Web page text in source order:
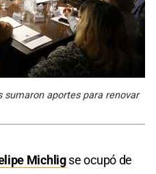
sumaron aportes para renovar
Michligse ocupó de